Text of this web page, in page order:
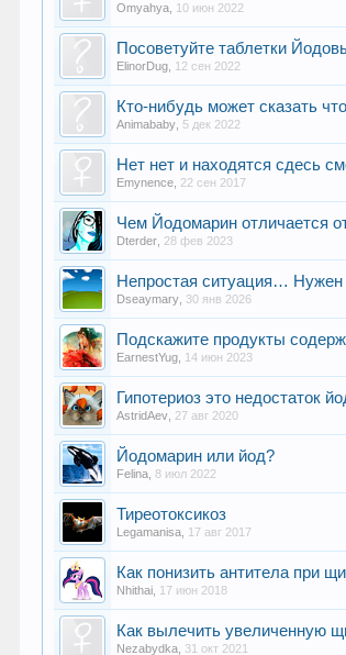
Omyahya 10 июн 2022
Посоветуйте таблетки
ElinorDug 12 сен 2022
Кто-нибудь может сказать
Animababy 5 дек 2022
Нет нет и находятся сдесь
Emynence 22 сен 2017
Чем Йодомарин отличается
Dterder 28 фев 2023
Непростая ситуация…
Dseaymary 30 янв 2026
Подскажите продукты
EarnestYug 14 июн 2023
Гипотериоз это недостаток
AstridAev 27 авг 2020
Йодомарин или йод?
Felina ,8 июл 2022
Тиреотоксикоз
Legamanisa 17 авг 2017
Как понизить антитела при
Nhithai 17 июн 2018
Как вылечить увеличенную
Nezabydka 31 окт 2021